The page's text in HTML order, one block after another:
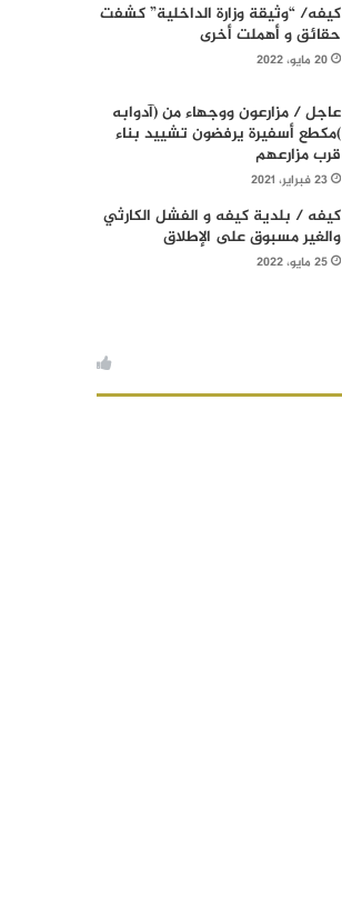
كيفه/ “وثيقة وزارة الداخلية” كشفت
حقائق و أهملت أخرى
20 مايو، 2022
عاجل / مزارعون ووجهاء من (آدوابه
)مكطع أسفيرة يرفضون تشييد بناء
قرب مزارعهم
23 فبراير، 2021
كيفه / بلدية كيفه و الفشل الكارثي
والغير مسبوق على الإطلاق
25 مايو، 2022